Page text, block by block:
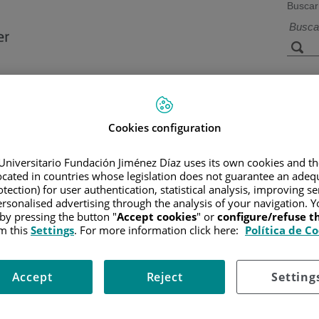
Buscar
Instalaciones y
tecnología
Fundación Jiménez Díaz
Cookies configuration
Fundación Jiménez Díaz uses its own cookies and
in countries whose legislation does not guarantee an
for user authentication, statistical analysis, improving
advertising through the analysis of your navigation.
pressing the button "Accept cookies" or configure/refuse
thisSettings. For more information click here: Política de
Reject
Accept